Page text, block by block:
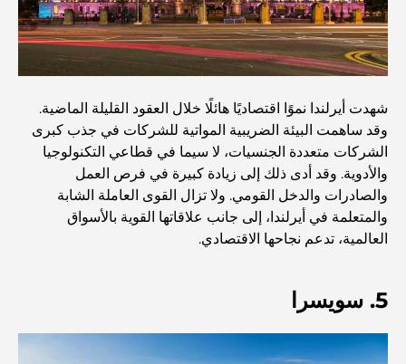
أفضل شركات نقل الأثاث في دبي: دليل شامل
نخلة جبل علي مقابل نخلة جميرا: مقارنة واضحة لمشتري
العقارات الأذكياء
اكتشف جزيرة القمر في دبي: دليلك الأمثل
استكشاف المواقع التاريخية في دبي: رحلة عبر الزمن
أفضل 7 مطاعم في خور دبي لتناول الطعام فيها
شهدت أيرلندا نموًا اقتصاديًا هائلًا خلال العقود القليلة الماضية.
وقد ساهمت البيئة الضريبية المواتية للشركات في جذب كبرى
الشركات متعددة الجنسيات، لا سيما في قطاعي التكنولوجيا
والأدوية. وقد أدى ذلك إلى زيادة كبيرة في فرص العمل
والصادرات والدخل القومي. ولا تزال القوى العاملة الشابة
والمتعلمة في أيرلندا، إلى جانب علاقاتها القوية بالأسواق
العالمية، تدعم نجاحها الاقتصادي.
5. سويسرا